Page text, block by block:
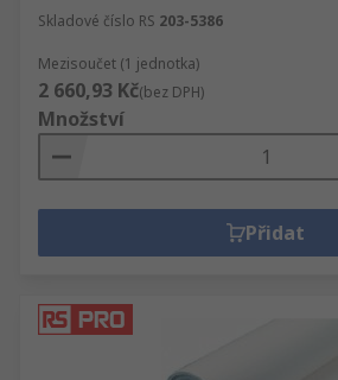
Skladové číslo RS 203-5386
Mezisoučet (1 jednotka)
2 660,93 Kč(bez DPH)
Množství
Přidat